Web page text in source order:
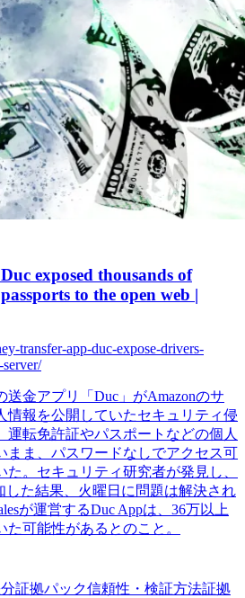
exposed thousands of
to the open web |
transfer-app-duc-expose-drivers-
server/
送金アプリ「Duc」がAmazonのサ
情報を公開していたセキュリティ侵
運転免許証やパスポートなどの個人
まま、パスワードなしでアクセス可
。セキュリティ研究者が発見し、
した結果、火曜日に問題は解決され
が運営するDuc Appは、36万以上
可能性があるとのこと。
証拠パック信頼性・検証方法証拠